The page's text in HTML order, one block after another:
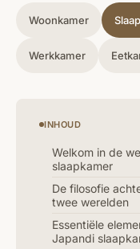
Woonkamer
Werkkamer
INHOUD
Welkom in de
slaapkamer
De filosofie
twee werelden
Essentiële
Japandi